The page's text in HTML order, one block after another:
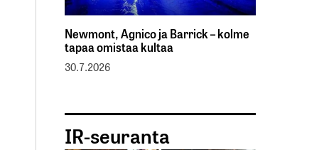
Newmont, Agnico ja Barrick – kolme
tapaa omistaa kultaa
30.7.2026
IR-seuranta